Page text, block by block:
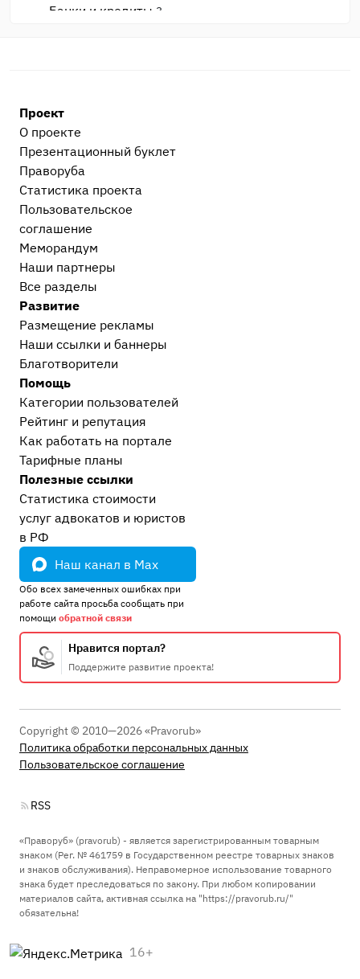
Банки и кредиты 3
и здоровья)
Корыстные преступления
Сексуальные преступления
Национальные, расовые, религиозные
преступления и экстремизм
Незаконный оборот наркотиков
Корпоративное право
Регистрация и ликвидация предприятий,
корпоративные споры
Антимонопольные споры
Экономические и должностные преступления
Должностные преступления (коррупция)
Моральный вред, авторское право, реабилитация
Реабилитация жертв незаконного уголовного
преследования
Моральный вред и деловая репутация
Авторское право и интеллектуальная
собственность 1
Административные дела
Прочие административные дела
ГИБДД, ПДД, ДТП 3
Процессуальные вопросы и документы
Уголовный процесс
Гражданский и арбитражный процесс
Административный процесс 1
Исполнение приговора и УДО
Международное право (не российское)
Остальные дела, не вошедшие в другие
категории 12
Европейский суд 36
Конституционный суд 14
Вопросы теории права
Проект
О проекте
Презентационный букл​ет
Праворуба
Статистика проекта
Пользовательское
соглашение
Меморандум
Наши партнеры
Все разделы
Развитие
Размещение рекламы
Наши ссылки и баннеры
Благотворители
Помощь
Категории пользователей
Рейтинг и репутация
Как работать на портале
Тарифные планы
Полезные ссылки
Статистика стоимости
услуг адвокатов и юристов
в РФ
Наш канал в Max
Обо всех замеченных ошибках при
работе сайта просьба сообщать при
помощи обратной связи
Нравится портал?
Поддержите развитие проекта!
Copyright © 2010—2026 «Pravorub»
Политика обработки персональных данных
Пользовательское соглашение
RSS
«Праворуб» (pravorub) - является зарегистрированным товарным
знаком (Рег. № 461759 в Государственном реестре товарных знаков
и знаков обслуживания). Неправомерное использование товарного
знака будет преследоваться по закону. При любом копировании
материалов сайта, активная ссылка на "https://pravorub.ru/"
обязательна!
16+